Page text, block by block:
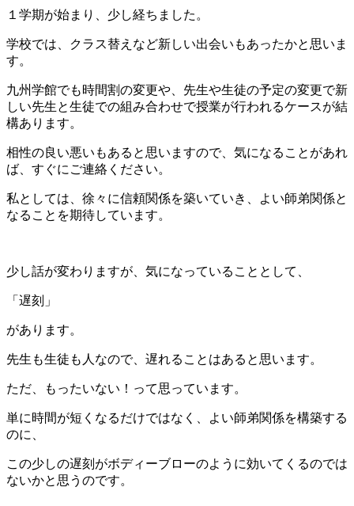
１学期が始まり、少し経ちました。
学校では、クラス替えなど新しい出会いもあったかと思いま
す。
九州学館でも時間割の変更や、先生や生徒の予定の変更で新
しい先生と生徒での組み合わせで授業が行われるケースが結
構あります。
相性の良い悪いもあると思いますので、気になることがあれ
ば、すぐにご連絡ください。
私としては、徐々に信頼関係を築いていき、よい師弟関係と
なることを期待しています。
少し話が変わりますが、気になっていることとして、
「遅刻」
があります。
先生も生徒も人なので、遅れることはあると思います。
ただ、もったいない！って思っています。
単に時間が短くなるだけではなく、よい師弟関係を構築する
のに、
この少しの遅刻がボディーブローのように効いてくるのでは
ないかと思うのです。